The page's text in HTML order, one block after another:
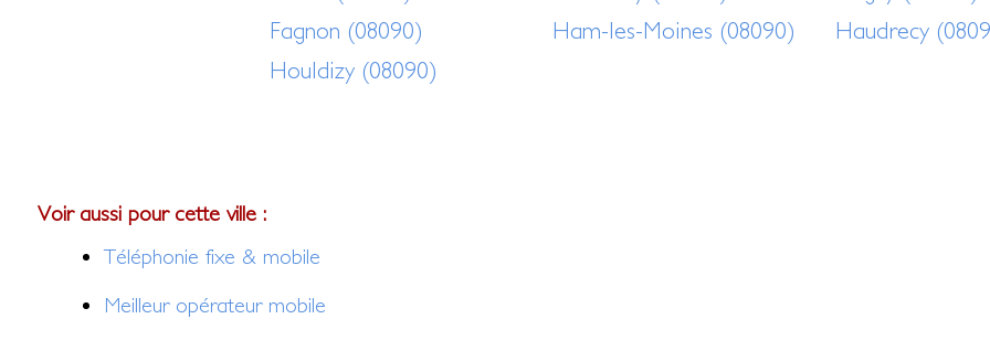
Fagnon (08090)
Ham-les-Moines (08090)
Haudrecy
Houldizy (08090)
Voir aussi pour cette ville :
Téléphonie fixe & mobile
Meilleur opérateur mobile